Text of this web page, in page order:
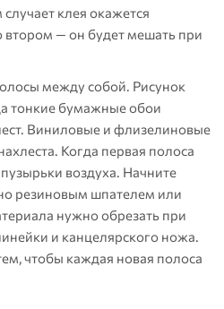
клея окажется
втором — он будет мешать при
между собой. Рисунок
тонкие бумажные обои
Виниловые и флизелиновые
Когда первая полоса
воздуха. Начните
резиновым шпателем или
нужно обрезать при
и канцелярского ножа.
чтобы каждая новая полоса